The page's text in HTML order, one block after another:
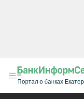
Портал о банках